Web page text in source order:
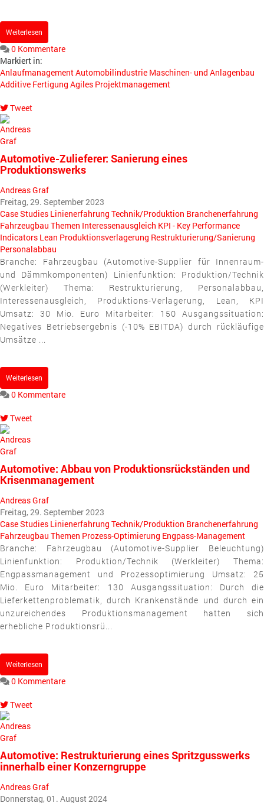
Weiterlesen
0 Kommentare
Markiert in:
AnlaufmanagementAutomobilindustrie Maschinen- und Anlagenbau
Additive Fertigung Agiles Projektmanagement
Tweet
pinterest
Automotive-Zulieferer: Sanierung eines
Produktionswerks
Andreas Graf
Freitag, 29. September 2023
Case Studies Linienerfahrung Technik/Produktion Branchenerfahrung
Fahrzeugbau Themen Interessenausgleich KPI - Key Performance
Indicators Lean Produktionsverlagerung Restrukturierung/Sanierung
Personalabbau
Branche: Fahrzeugbau (Automotive-Supplier für Innenraum-
und Dämmkomponenten) Linienfunktion: Produktion/Technik
(Werkleiter) Thema: Restrukturierung, Personalabbau,
Interessenausgleich, Produktions-Verlagerung, Lean, KPI
Umsatz: 30 Mio. Euro Mitarbeiter: 150 Ausgangssituation:
Negatives Betriebsergebnis (-10% EBITDA) durch rückläufige
Umsätze ...
Weiterlesen
0 Kommentare
Tweet
pinterest
Automotive: Abbau von Produktionsrückständen und
Krisenmanagement
Andreas Graf
Freitag, 29. September 2023
Case Studies Linienerfahrung Technik/Produktion Branchenerfahrung
Fahrzeugbau Themen Prozess-Optimierung Engpass-Management
Branche: Fahrzeugbau (Automotive-Supplier Beleuchtung)
Linienfunktion: Produktion/Technik (Werkleiter) Thema:
Engpassmanagement und Prozessoptimierung Umsatz: 25
Mio. Euro Mitarbeiter: 130 Ausgangssituation: Durch die
Lieferkettenproblematik, durch Krankenstände und durch ein
unzureichendes Produktionsmanagement hatten sich
erhebliche Produktionsrü...
Weiterlesen
0 Kommentare
Tweet
pinterest
Automotive: Restrukturierung eines Spritzgusswerks
innerhalb einer Konzerngruppe
Andreas Graf
Donnerstag, 01. August 2024